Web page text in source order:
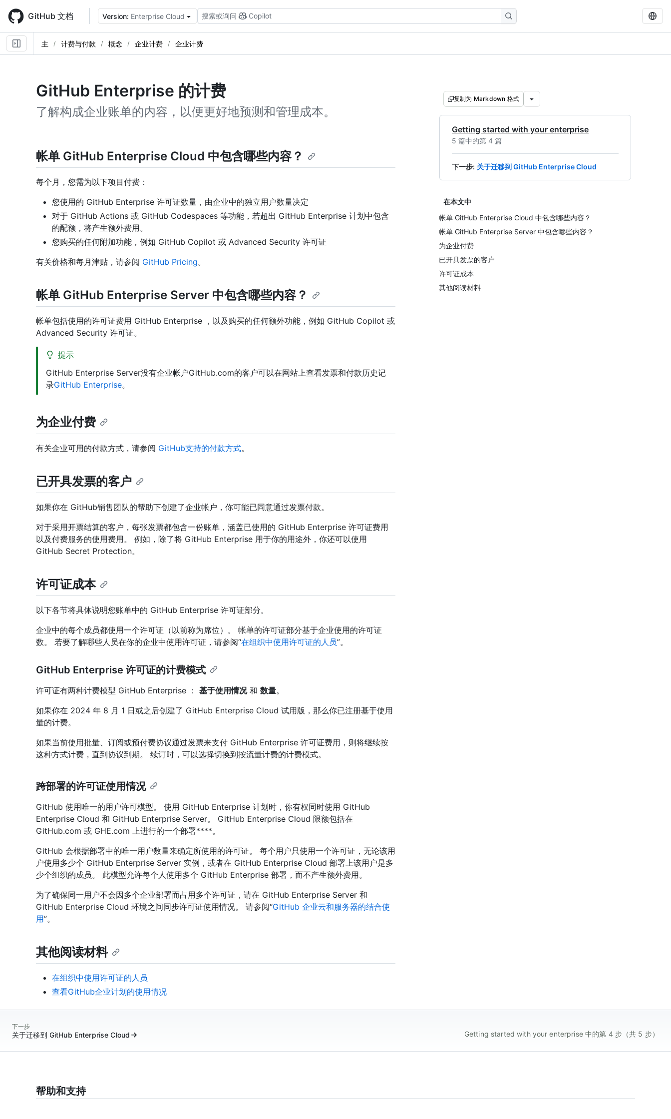
main
content
GitHub 文档 Version: Enterprise Cloud 搜索或询问 Copilot
主 计费与付款 概念 企业计费 企业计费
GitHub Enterprise 的计费
了解构成企业账单的内容，以便更好地预测和管理成本。
复制为 Markdown 格式
Getting started with your enterprise
5 篇中的第 4 篇
下一步: 关于迁移到 GitHub Enterprise Cloud
在本文中
帐单 GitHub Enterprise Cloud 中包含哪些内容？
帐单 GitHub Enterprise Server 中包含哪些内容？
为企业付费
已开具发票的客户
许可证成本
其他阅读材料
帐单 GitHub Enterprise Cloud 中包含哪些内容？
每个月，您需为以下项目付费：
您使用的 GitHub Enterprise 许可证数量，由企业中的独立用户数量决定
对于 GitHub Actions 或 GitHub Codespaces 等功能，若超出 GitHub Enterprise 计划中包含
的配额，将产生额外费用。
您购买的任何附加功能，例如 GitHub Copilot 或 Advanced Security 许可证
有关价格和每月津贴，请参阅 GitHub Pricing。
帐单 GitHub Enterprise Server 中包含哪些内容？
帐单包括使用的许可证费用 GitHub Enterprise ，以及购买的任何额外功能，例如 GitHub Copilot 或
Advanced Security 许可证。
提示
GitHub Enterprise Server没有企业帐户GitHub.com的客户可以在网站上查看发票和付款历史记
录GitHub Enterprise。
为企业付费
有关企业可用的付款方式，请参阅 GitHub支持的付款方式。
已开具发票的客户
如果你在 GitHub销售团队的帮助下创建了企业帐户，你可能已同意通过发票付款。
对于采用开票结算的客户，每张发票都包含一份账单，涵盖已使用的 GitHub Enterprise 许可证费用
以及付费服务的使用费用。 例如，除了将 GitHub Enterprise 用于你的用途外，你还可以使用
GitHub Secret Protection。
许可证成本
以下各节将具体说明您账单中的 GitHub Enterprise 许可证部分。
企业中的每个成员都使用一个许可证（以前称为席位）。 帐单的许可证部分基于企业使用的许可证
数。 若要了解哪些人员在你的企业中使用许可证，请参阅“在组织中使用许可证的人员”。
GitHub Enterprise 许可证的计费模式
许可证有两种计费模型 GitHub Enterprise ： 基于使用情况和 数量。
如果你在 2024 年 8 月 1 日或之后创建了 GitHub Enterprise Cloud 试用版，那么你已注册基于使用
量的计费。
如果当前使用批量、订阅或预付费协议通过发票来支付 GitHub Enterprise 许可证费用，则将继续按
这种方式计费，直到协议到期。 续订时，可以选择切换到按流量计费的计费模式。
跨部署的许可证使用情况
GitHub 使用唯一的用户许可模型。 使用 GitHub Enterprise 计划时，你有权同时使用 GitHub
Enterprise Cloud 和 GitHub Enterprise Server。 GitHub Enterprise Cloud 限额包括在
GitHub.com 或 GHE.com 上进行的一个部署****。
GitHub 会根据部署中的唯一用户数量来确定所使用的许可证。 每个用户只使用一个许可证，无论该用
户使用多少个 GitHub Enterprise Server 实例，或者在 GitHub Enterprise Cloud 部署上该用户是多
少个组织的成员。 此模型允许每个人使用多个 GitHub Enterprise 部署，而不产生额外费用。
为了确保同一用户不会因多个企业部署而占用多个许可证，请在 GitHub Enterprise Server 和
GitHub Enterprise Cloud 环境之间同步许可证使用情况。 请参阅“GitHub 企业云和服务器的结合使
用”。
其他阅读材料
在组织中使用许可证的人员
查看GitHub企业计划的使用情况
下一步
关于迁移到 GitHub Enterprise Cloud Getting started with your enterprise 中的第 4 步（共 5 步）
帮助和支持